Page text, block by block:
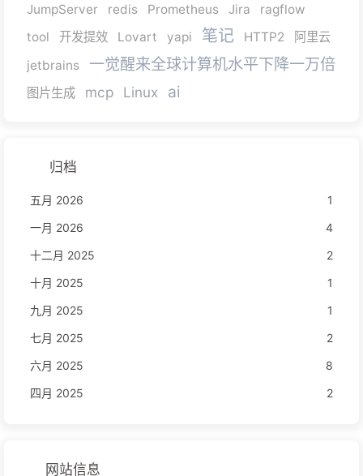
JumpServer
redis Prometheus Jira
ragflow
tool
开发提效 Lovart yapi 笔记 HTTP2
阿里云
jetbrains
一觉醒来全球计算机水平下降一万倍
图片生成 mcp Linux ai
归档
五月 2026
1
一月 2026
4
十二月 2025
2
十月 2025
1
九月 2025
1
七月 2025
2
六月 2025
8
四月 2025
2
网站信息